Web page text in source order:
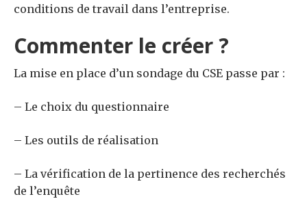
conditions de travail dans l’entreprise.
Commenter le créer ?
La mise en place d’un sondage du CSE passe par :
– Le choix du questionnaire
– Les outils de réalisation
– La vérification de la pertinence des recherchés
de l’enquête